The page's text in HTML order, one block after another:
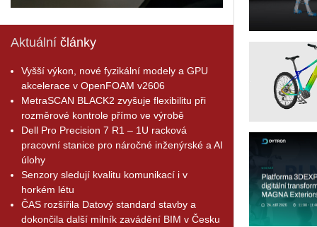
Aktuální články
Vyšší výkon, nové fyzikální modely a GPU
akcelerace v OpenFOAM v2606
MetraSCAN BLACK2 zvyšuje flexibilitu při
rozměrové kontrole přímo ve výrobě
Dell Pro Precision 7 R1 – 1U racková
pracovní stanice pro náročné inženýrské a AI
úlohy
Senzory sledují kvalitu komunikací i v
horkém létu
ČAS rozšířila Datový standard stavby a
dokončila další milník zavádění BIM v Česku